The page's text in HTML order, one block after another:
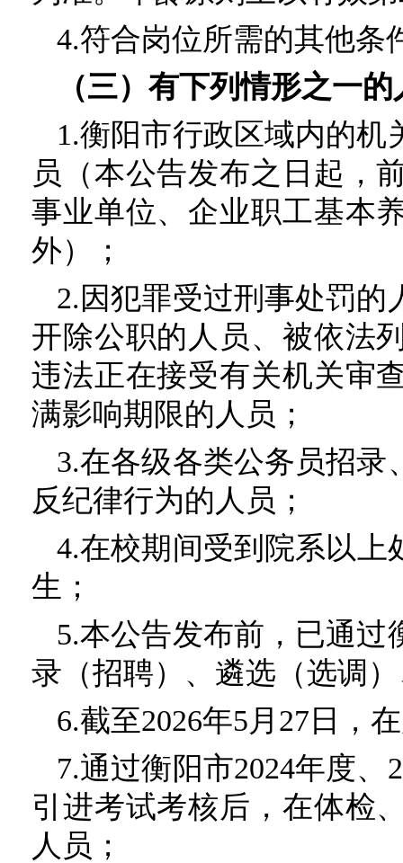
4.符合岗位所需的其他条
（三）有下列情形之一
1.衡阳市行政区域内的
员（本公告发布之日起，
事业单位、企业职工基本
外）；
2.因犯罪受过刑事处罚
开除公职的人员、被依法
违法正在接受有关机关审
满影响期限的人员；
3.在各级各类公务员招
反纪律行为的人员；
4.在校期间受到院系以上
生；
5.本公告发布前，已通
录（招聘）、遴选（选调
6.截至2026年5月27日，
7.通过衡阳市2024年度
引进考试考核后，在体检
人员；